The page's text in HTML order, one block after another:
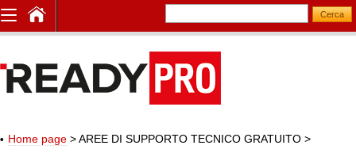
Home page > AREE DI SUPPORTO TECNICO GRATUITO >